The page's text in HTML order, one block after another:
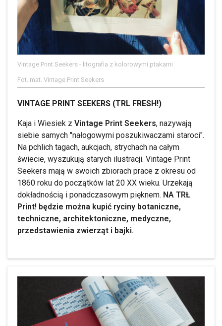
Vintage Print Seekers - litografia z kolorowymi ptakami
Fot. mat. Vintage Print Seekers
VINTAGE PRINT SEEKERS (TRL FRESH!)
Kaja i Wiesiek z Vintage Print Seekers, nazywają
siebie samych "nałogowymi poszukiwaczami staroci".
Na pchlich tagach, aukcjach, strychach na całym
świecie, wyszukują starych ilustracji. Vintage Print
Seekers mają w swoich zbiorach prace z okresu od
1860 roku do początków lat 20 XX wieku. Urzekają
dokładnością i ponadczasowym pięknem. NA TRŁ
Print! będzie można kupić ryciny botaniczne,
techniczne, architektoniczne, medyczne,
przedstawienia zwierząt i bajki.